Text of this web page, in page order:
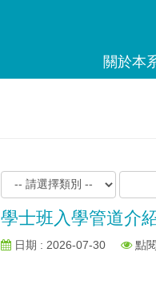
關於本
學士班入學管道介
日期 : 2026-07-30 點